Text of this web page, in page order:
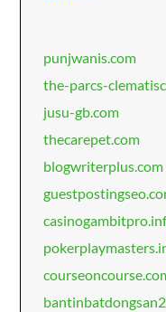
punjwanis.com
the-parcs-
jusu-gb.com
thecarepet.com
blogwriterplus.com